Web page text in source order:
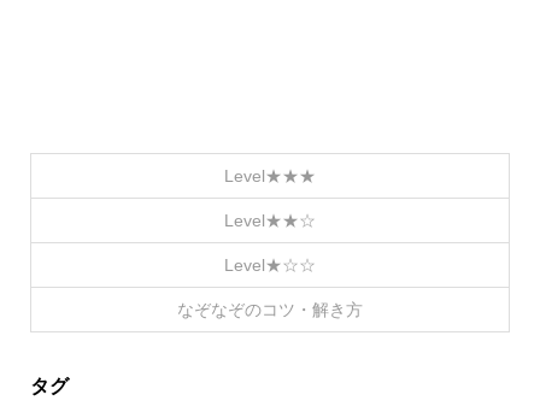
Level★★★
Level★★☆
Level★☆☆
なぞなぞのコツ・解き方
タグ